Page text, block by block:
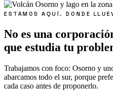
ESTAMOS AQUÍ. DONDE
No es una
que estudia tu
Trabajamos con foco: Osorno y
abarcamos todo el sur, porque
cada caso antes de proponerlo.